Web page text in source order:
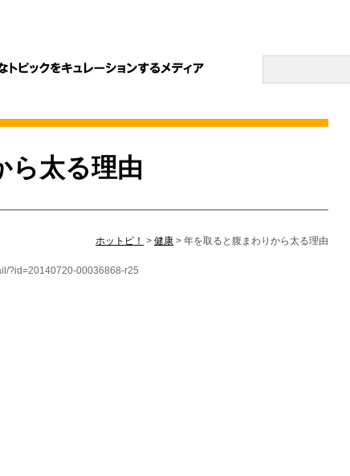
ら太る理由
ホットピ！ > 健康 > 年を取ると腹まわりから太る理由
?id=20140720-00036868-r25